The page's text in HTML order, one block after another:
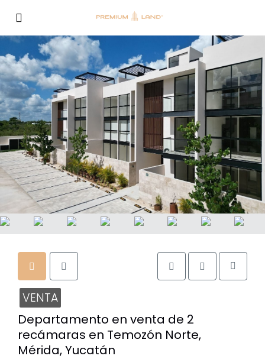
VENTA
Departamento en venta de 2
recámaras en Temozón Norte,
Mérida, Yucatán